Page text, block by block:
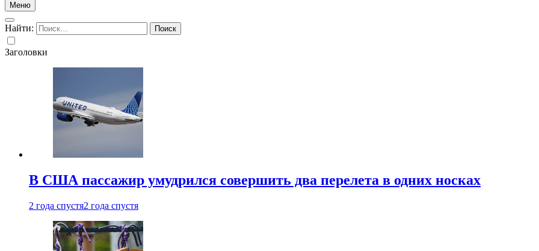
Меню
Найти:
Заголовки
В США пассажир умудрился совершить два перелета в одних носках
2 года спустя2 года спустя